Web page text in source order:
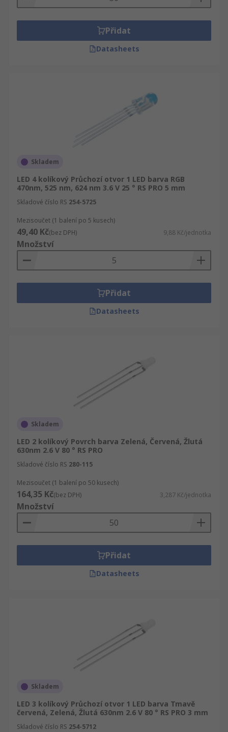
Přidat
Datasheets
Skladem
LED 4 kolíkový Průchozí otvor 1 LED barva RGB
470nm, 525 nm, 624 nm 3.6 V 25 ° RS PRO 5 mm
Skladové číslo RS 254-5725
Mezisoučet (1 balení po 5 kusech)
49,40 Kč(bez DPH) 9,88 Kč/jednotka
Množství
Přidat
Datasheets
Skladem
LED 2 kolíkový Povrch barva Zelená, Červená, Žlutá
630nm 2.6 V 80 ° RS PRO
Skladové číslo RS 280-115
Mezisoučet (1 balení po 50 kusech)
164,35 Kč(bez DPH) 3,287 Kč/jednotka
Množství
Přidat
Datasheets
Skladem
LED 3 kolíkový Průchozí otvor 1 LED barva Tmavě
červená, Zelená, Žlutá 630nm 2.6 V 80 ° RS PRO 3 mm
Skladové číslo RS 254-5712